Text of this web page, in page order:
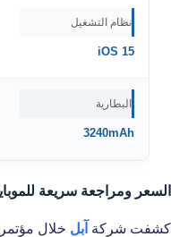
نظام التشغيل
iOS 15
البطارية
3240mAh
السعر ومراجعة سريعة
كشفت شركة آبل خلال